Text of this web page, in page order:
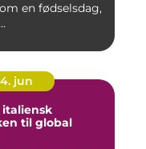
en fødselsdag,
jun
italiensk
til global